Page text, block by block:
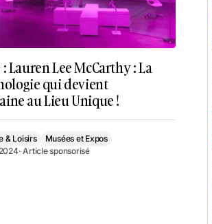
Lauren Lee McCarthy : La
qui devient
au Lieu Unique !
& Loisirs
Musées et Expos
· Article sponsorisé